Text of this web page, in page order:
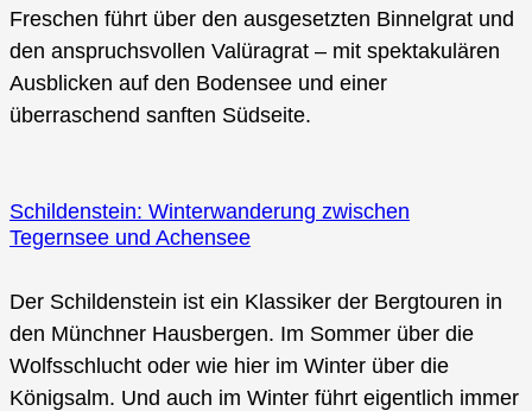
Freschen führt über den ausgesetzten Binnelgrat und
den anspruchsvollen Valüragrat – mit spektakulären
Ausblicken auf den Bodensee und einer
überraschend sanften Südseite.
Schildenstein: Winterwanderung zwischen
Tegernsee und Achensee
Der Schildenstein ist ein Klassiker der Bergtouren in
den Münchner Hausbergen. Im Sommer über die
Wolfsschlucht oder wie hier im Winter über die
Königsalm. Und auch im Winter führt eigentlich immer